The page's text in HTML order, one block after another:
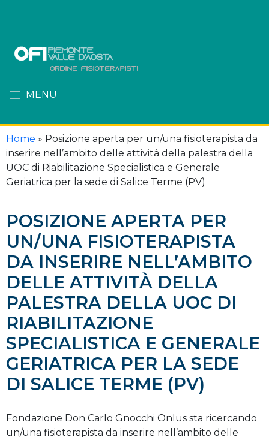
MENU
Home » Posizione aperta per un/una fisioterapista da
inserire nell’ambito delle attività della palestra della
UOC di Riabilitazione Specialistica e Generale
Geriatrica per la sede di Salice Terme (PV)
POSIZIONE APERTA PER
UN/UNA FISIOTERAPISTA
DA INSERIRE NELL’AMBITO
DELLE ATTIVITÀ DELLA
PALESTRA DELLA UOC DI
RIABILITAZIONE
SPECIALISTICA E GENERALE
GERIATRICA PER LA SEDE
DI SALICE TERME (PV)
Fondazione Don Carlo Gnocchi Onlus sta ricercando
un/una fisioterapista da inserire nell’ambito delle